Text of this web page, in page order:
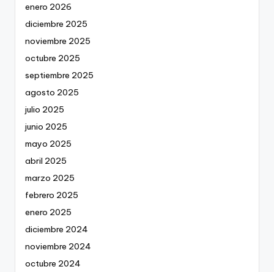
enero 2026
diciembre 2025
noviembre 2025
octubre 2025
septiembre 2025
agosto 2025
julio 2025
junio 2025
mayo 2025
abril 2025
marzo 2025
febrero 2025
enero 2025
diciembre 2024
noviembre 2024
octubre 2024